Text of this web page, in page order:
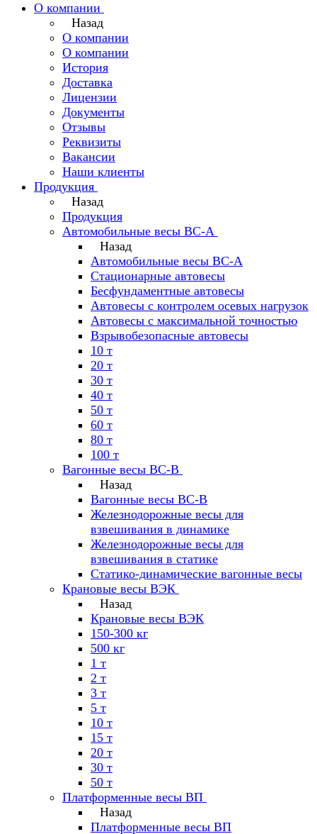
О компании
Назад
О компании
О компании
История
Доставка
Лицензии
Документы
Отзывы
Реквизиты
Вакансии
Наши клиенты
Продукция
Назад
Продукция
Автомобильные весы ВС-А
Назад
Автомобильные весы ВС-А
Стационарные автовесы
Бесфундаментные автовесы
Автовесы с контролем осевых нагрузок
Автовесы с максимальной точностью
Взрывобезопасные автовесы
10 т
20 т
30 т
40 т
50 т
60 т
80 т
100 т
Вагонные весы ВС-В
Назад
Вагонные весы ВС-В
Железнодорожные весы для
взвешивания в динамике
Железнодорожные весы для
взвешивания в статике
Статико-динамические вагонные весы
Крановые весы ВЭК
Назад
Крановые весы ВЭК
150-300 кг
500 кг
1 т
2 т
3 т
5 т
10 т
15 т
20 т
30 т
50 т
Платформенные весы ВП
Назад
Платформенные весы ВП